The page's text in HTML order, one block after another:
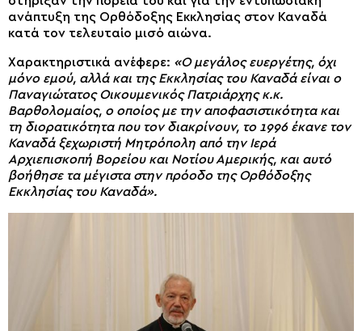
ανάπτυξη της Ορθόδοξης Εκκλησίας στον Καναδά
κατά τον τελευταίο μισό αιώνα.
Χαρακτηριστικά ανέφερε: «Ο μεγάλος ευεργέτης, όχι
μόνο εμού, αλλά και της Εκκλησίας του Καναδά είναι ο
Παναγιώτατος Οικουμενικός Πατριάρχης κ.κ.
Βαρθολομαίος, ο οποίος με την αποφασιστικότητα και
τη διορατικότητα που τον διακρίνουν, το 1996 έκανε τον
Καναδά ξεχωριστή Μητρόπολη από την Ιερά
Αρχιεπισκοπή Βορείου και Νοτίου Αμερικής, και αυτό
βοήθησε τα μέγιστα στην πρόοδο της Ορθόδοξης
Εκκλησίας του Καναδά».